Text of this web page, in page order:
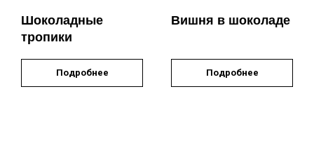
Шоколадные
тропики
Подробнее
Вишня в шоколаде
Подробнее